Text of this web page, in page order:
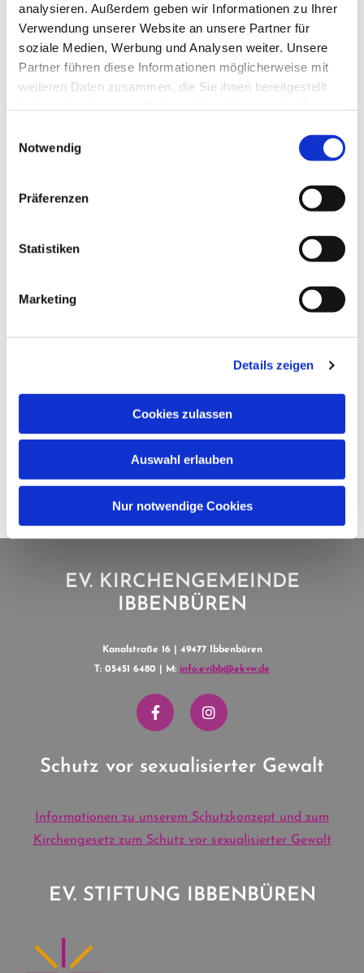
analysieren. Außerdem geben wir Informationen zu Ihrer
Verwendung unserer Website an unsere Partner für
soziale Medien, Werbung und Analysen weiter. Unsere
Partner führen diese Informationen möglicherweise mit
weiteren Daten zusammen, die Sie ihnen bereitgestellt
Notwendig
Präferenzen
Statistiken
Marketing
Details zeigen
Cookies zulassen
Auswahl erlauben
Nur notwendige Cookies
Dies könnte Sie auch
interessieren
EV. KIRCHENGEMEINDE
IBBENBÜREN
Kanalstraße 16 | 49477 Ibbenbüren
T: 05451 6480 | M: info.evibb@ekvw.de
Schutz vor sexualisierter Gewalt
Informationen zu unserem Schutzkonzept und zum
Kirchengesetz zum Schutz vor sexualisierter Gewalt
EV. STIFTUNG IBBENBÜREN